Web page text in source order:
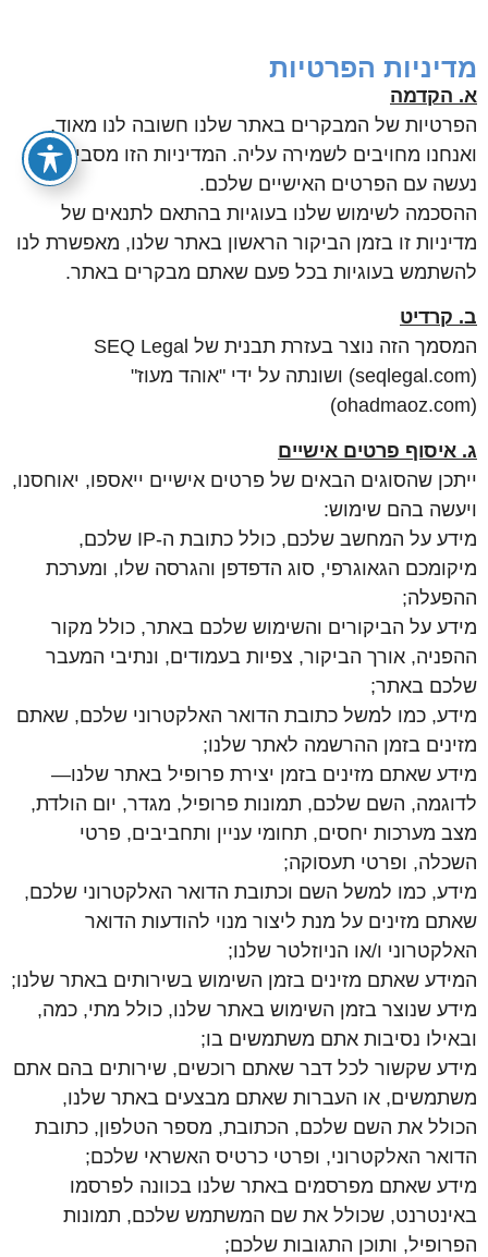
מדיניות הפרטיות
א. הקדמה
הפרטיות של המבקרים באתר שלנו חשובה לנו מאוד,
ואנחנו מחויבים לשמירה עליה. המדיניות הזו מסבירה מה
נעשה עם הפרטים האישיים שלכם.
ההסכמה לשימוש שלנו בעוגיות בהתאם לתנאים של
מדיניות זו בזמן הביקור הראשון באתר שלנו, מאפשרת לנו
להשתמש בעוגיות בכל פעם שאתם מבקרים באתר.
ב. קרדיט
המסמך הזה נוצר בעזרת תבנית של SEQ Legal
(seqlegal.com) ושונתה על ידי "אוהד מעוז"
(ohadmaoz.com)
ג. איסוף פרטים אישיים
ייתכן שהסוגים הבאים של פרטים אישיים ייאספו, יאוחסנו,
ויעשה בהם שימוש:
מידע על המחשב שלכם, כולל כתובת ה-IP שלכם,
מיקומכם הגאוגרפי, סוג הדפדפן והגרסה שלו, ומערכת
ההפעלה;
מידע על הביקורים והשימוש שלכם באתר, כולל מקור
ההפניה, אורך הביקור, צפיות בעמודים, ונתיבי המעבר
שלכם באתר;
מידע, כמו למשל כתובת הדואר האלקטרוני שלכם, שאתם
מזינים בזמן ההרשמה לאתר שלנו;
מידע שאתם מזינים בזמן יצירת פרופיל באתר שלנו—
לדוגמה, השם שלכם, תמונות פרופיל, מגדר, יום הולדת,
מצב מערכות יחסים, תחומי עניין ותחביבים, פרטי
השכלה, ופרטי תעסוקה;
מידע, כמו למשל השם וכתובת הדואר האלקטרוני שלכם,
שאתם מזינים על מנת ליצור מנוי להודעות הדואר
האלקטרוני ו/או הניוזלטר שלנו;
המידע שאתם מזינים בזמן השימוש בשירותים באתר שלנו;
מידע שנוצר בזמן השימוש באתר שלנו, כולל מתי, כמה,
ובאילו נסיבות אתם משתמשים בו;
מידע שקשור לכל דבר שאתם רוכשים, שירותים בהם אתם
משתמשים, או העברות שאתם מבצעים באתר שלנו,
הכולל את השם שלכם, הכתובת, מספר הטלפון, כתובת
הדואר האלקטרוני, ופרטי כרטיס האשראי שלכם;
מידע שאתם מפרסמים באתר שלנו בכוונה לפרסמו
באינטרנט, שכולל את שם המשתמש שלכם, תמונות
הפרופיל, ותוכן התגובות שלכם;